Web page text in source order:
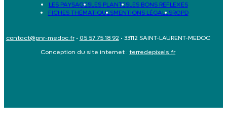
LES PAYSAGESLES PLANTESLES BONS REFLEXES
FICHES THÉMATIQUESMENTIONS LÉGALESRGPD
contact@pnr-medoc.fr• 05 57 75 18 92• 33112 SAINT-LAURENT-MEDOC
Conception du site internet :terredepixels.fr